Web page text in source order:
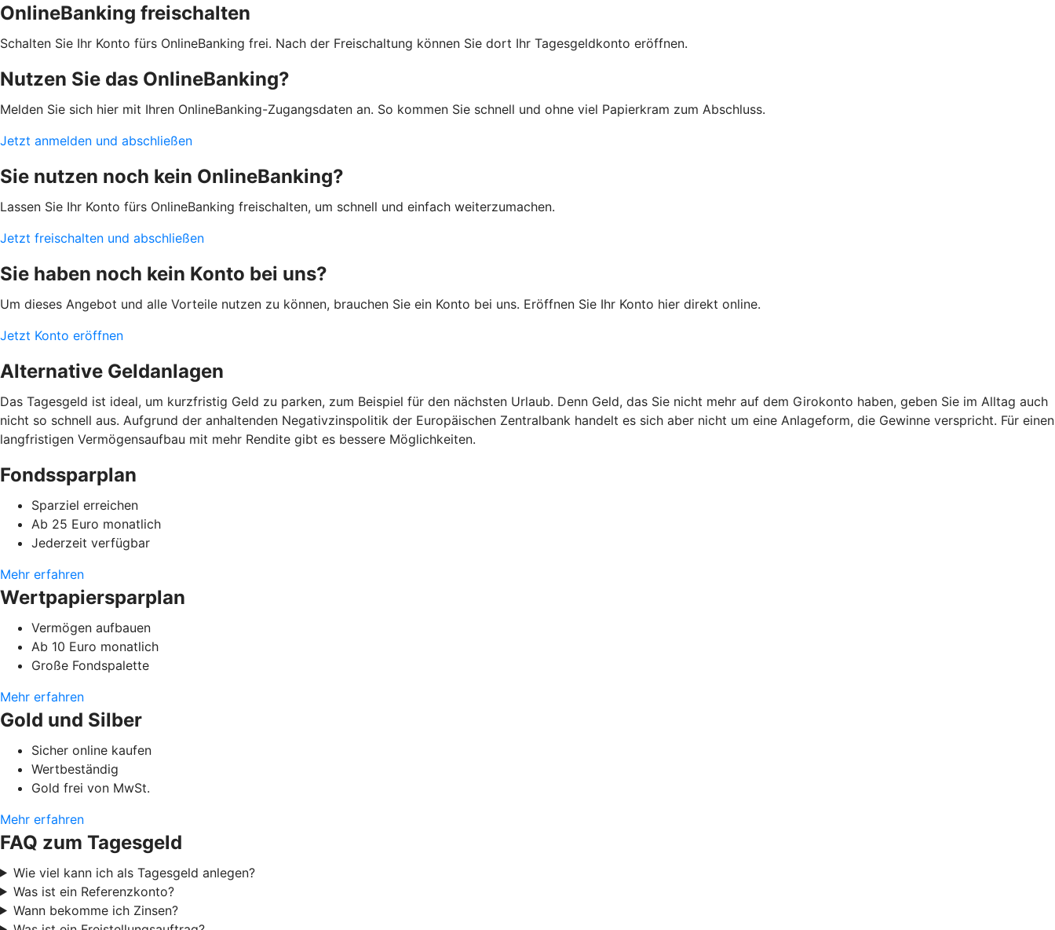
OnlineBanking freischalten
Schalten Sie Ihr Konto fürs OnlineBanking frei. Nach der Freischaltung können Sie dort Ihr Tagesgeldkonto eröffnen.
Nutzen Sie das OnlineBanking?
Melden Sie sich hier mit Ihren OnlineBanking-Zugangsdaten an. So kommen Sie schnell und ohne viel Papierkram zum Abschluss.
Jetzt anmelden und abschließen
Sie nutzen noch kein OnlineBanking?
Lassen Sie Ihr Konto fürs OnlineBanking freischalten, um schnell und einfach weiterzumachen.
Jetzt freischalten und abschließen
Sie haben noch kein Konto bei uns?
Um dieses Angebot und alle Vorteile nutzen zu können, brauchen Sie ein Konto bei uns. Eröffnen Sie Ihr Konto hier direkt online.
Jetzt Konto eröffnen
Alternative Geldanlagen
Das Tagesgeld ist ideal, um kurzfristig Geld zu parken, zum Beispiel für den nächsten Urlaub. Denn Geld, das Sie nicht mehr auf dem Girokonto haben, geben Sie im Alltag auch
nicht so schnell aus. Aufgrund der anhaltenden Negativzinspolitik der Europäischen Zentralbank handelt es sich aber nicht um eine Anlageform, die Gewinne verspricht. Für einen
langfristigen Vermögensaufbau mit mehr Rendite gibt es bessere Möglichkeiten.
Fondssparplan
Sparziel erreichen
Ab 25 Euro monatlich
Jederzeit verfügbar
Mehr erfahren
Wertpapiersparplan
Vermögen aufbauen
Ab 10 Euro monatlich
Große Fondspalette
Mehr erfahren
Gold und Silber
Sicher online kaufen
Wertbeständig
Gold frei von MwSt.
Mehr erfahren
FAQ zum Tagesgeld
Wie viel kann ich als Tagesgeld anlegen?
Was ist ein Referenzkonto?
Wann bekomme ich Zinsen?